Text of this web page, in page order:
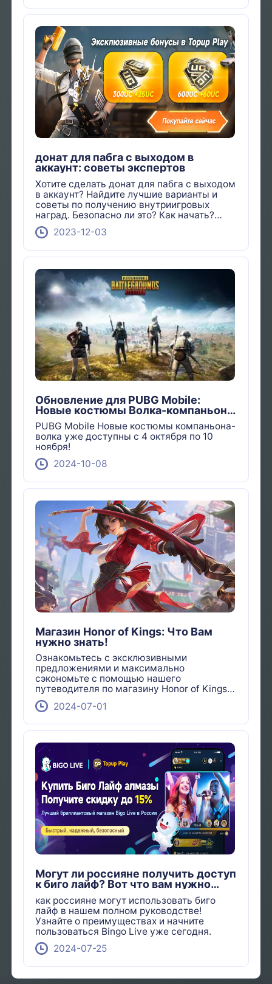
донат для пабга с выходом в
аккаунт: советы экспертов
Хотите сделать донат для пабга с выходом
в аккаунт? Найдите лучшие варианты и
советы по получению внутриигровых
наград. Безопасно ли это? Как начать?
Ответы на все ваши вопросы здесь!
2023-12-03
Обновление для PUBG Mobile:
Новые костюмы Волка-компаньона
доступны с 4 октября по 10 ноября!
PUBG Mobile Новые костюмы компаньона-
волка уже доступны с 4 октября по 10
ноября!
2024-10-08
Магазин Honor of Kings: Что Вам
нужно знать!
Ознакомьтесь с эксклюзивными
предложениями и максимально
сэкономьте с помощью нашего
путеводителя по магазину Honor of Kings!
Узнайте, как получить лучшие
предложения прямо сейчас.
2024-07-01
Могут ли россияне получить доступ
к биго лайф? Вот что вам нужно
как россияне могут использовать биго
лайф в нашем полном руководстве!
Узнайте о преимуществах и начните
пользоваться Bingo Live уже сегодня.
2024-07-25